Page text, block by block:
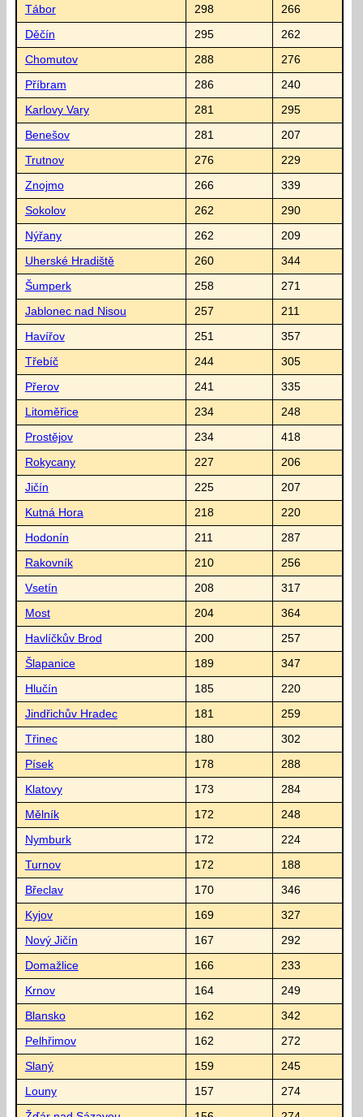
Tábor 298 266
Děčín 295 262
Chomutov 288 276
Příbram 286 240
Karlovy Vary 281 295
Benešov 281 207
Trutnov 276 229
Znojmo 266 339
Sokolov 262 290
Nýřany 262 209
Uherské Hradiště 260 344
Šumperk 258 271
Jablonec nad Nisou 257 211
Havířov 251 357
Třebíč 244 305
Přerov 241 335
Litoměřice 234 248
Prostějov 234 418
Rokycany 227 206
Jičín 225 207
Kutná Hora 218 220
Hodonín 211 287
Rakovník 210 256
Vsetín 208 317
Most 204 364
Havlíčkův Brod 200 257
Šlapanice 189 347
Hlučín 185 220
Jindřichův Hradec 181 259
Třinec 180 302
Písek 178 288
Klatovy 173 284
Mělník 172 248
Nymburk 172 224
Turnov 172 188
Břeclav 170 346
Kyjov 169 327
Nový Jičín 167 292
Domažlice 166 233
Krnov 164 249
Blansko 162 342
Pelhřimov 162 272
Slaný 159 245
Louny 157 274